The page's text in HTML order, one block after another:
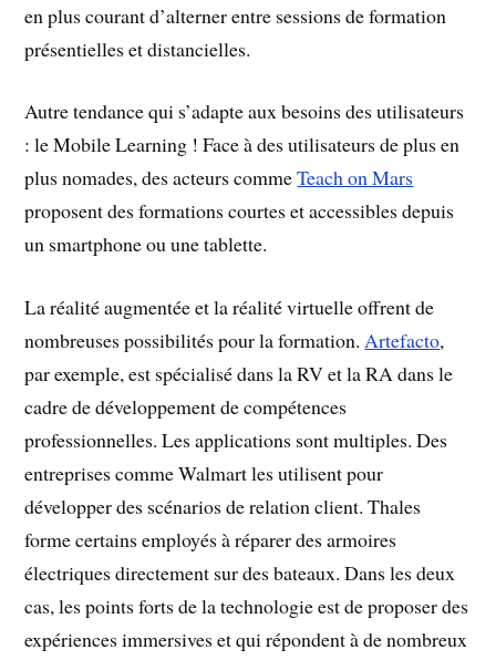
en plus courant d’alterner entre sessions de formation
présentielles et distancielles.
Autre tendance qui s’adapte aux besoins des utilisateurs
: le Mobile Learning ! Face à des utilisateurs de plus en
plus nomades, des acteurs commeTeach on Mars
proposent des formations courtes et accessibles depuis
un smartphone ou une tablette.
La réalité augmentée et la réalité virtuelle offrent de
nombreuses possibilités pour la formation.Artefacto,
par exemple, est spécialisé dans la RV et la RA dans le
cadre de développement de compétences
professionnelles. Les applications sont multiples. Des
entreprises comme Walmart les utilisent pour
développer des scénarios de relation client. Thales
forme certains employés à réparer des armoires
électriques directement sur des bateaux. Dans les deux
cas, les points forts de la technologie est de proposer des
expériences immersives et qui répondent à de nombreux